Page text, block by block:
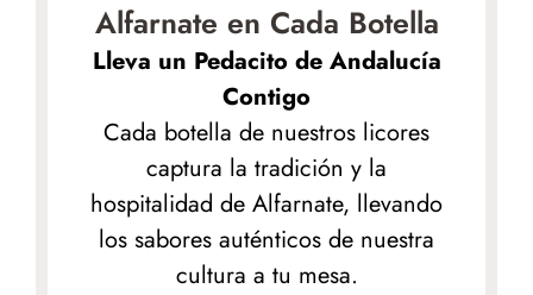
Alfarnate en Cada Botella
Lleva un Pedacito de Andalucía
Contigo
Cada botella de nuestros licores
captura la tradición y la
hospitalidad de Alfarnate, llevando
los sabores auténticos de nuestra
cultura a tu mesa.